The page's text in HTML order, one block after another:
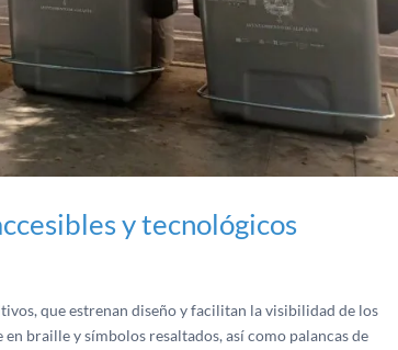
y tecnológicos
que estrenan diseño y facilitan la visibilidad de los
braille y símbolos resaltados, así como palancas de